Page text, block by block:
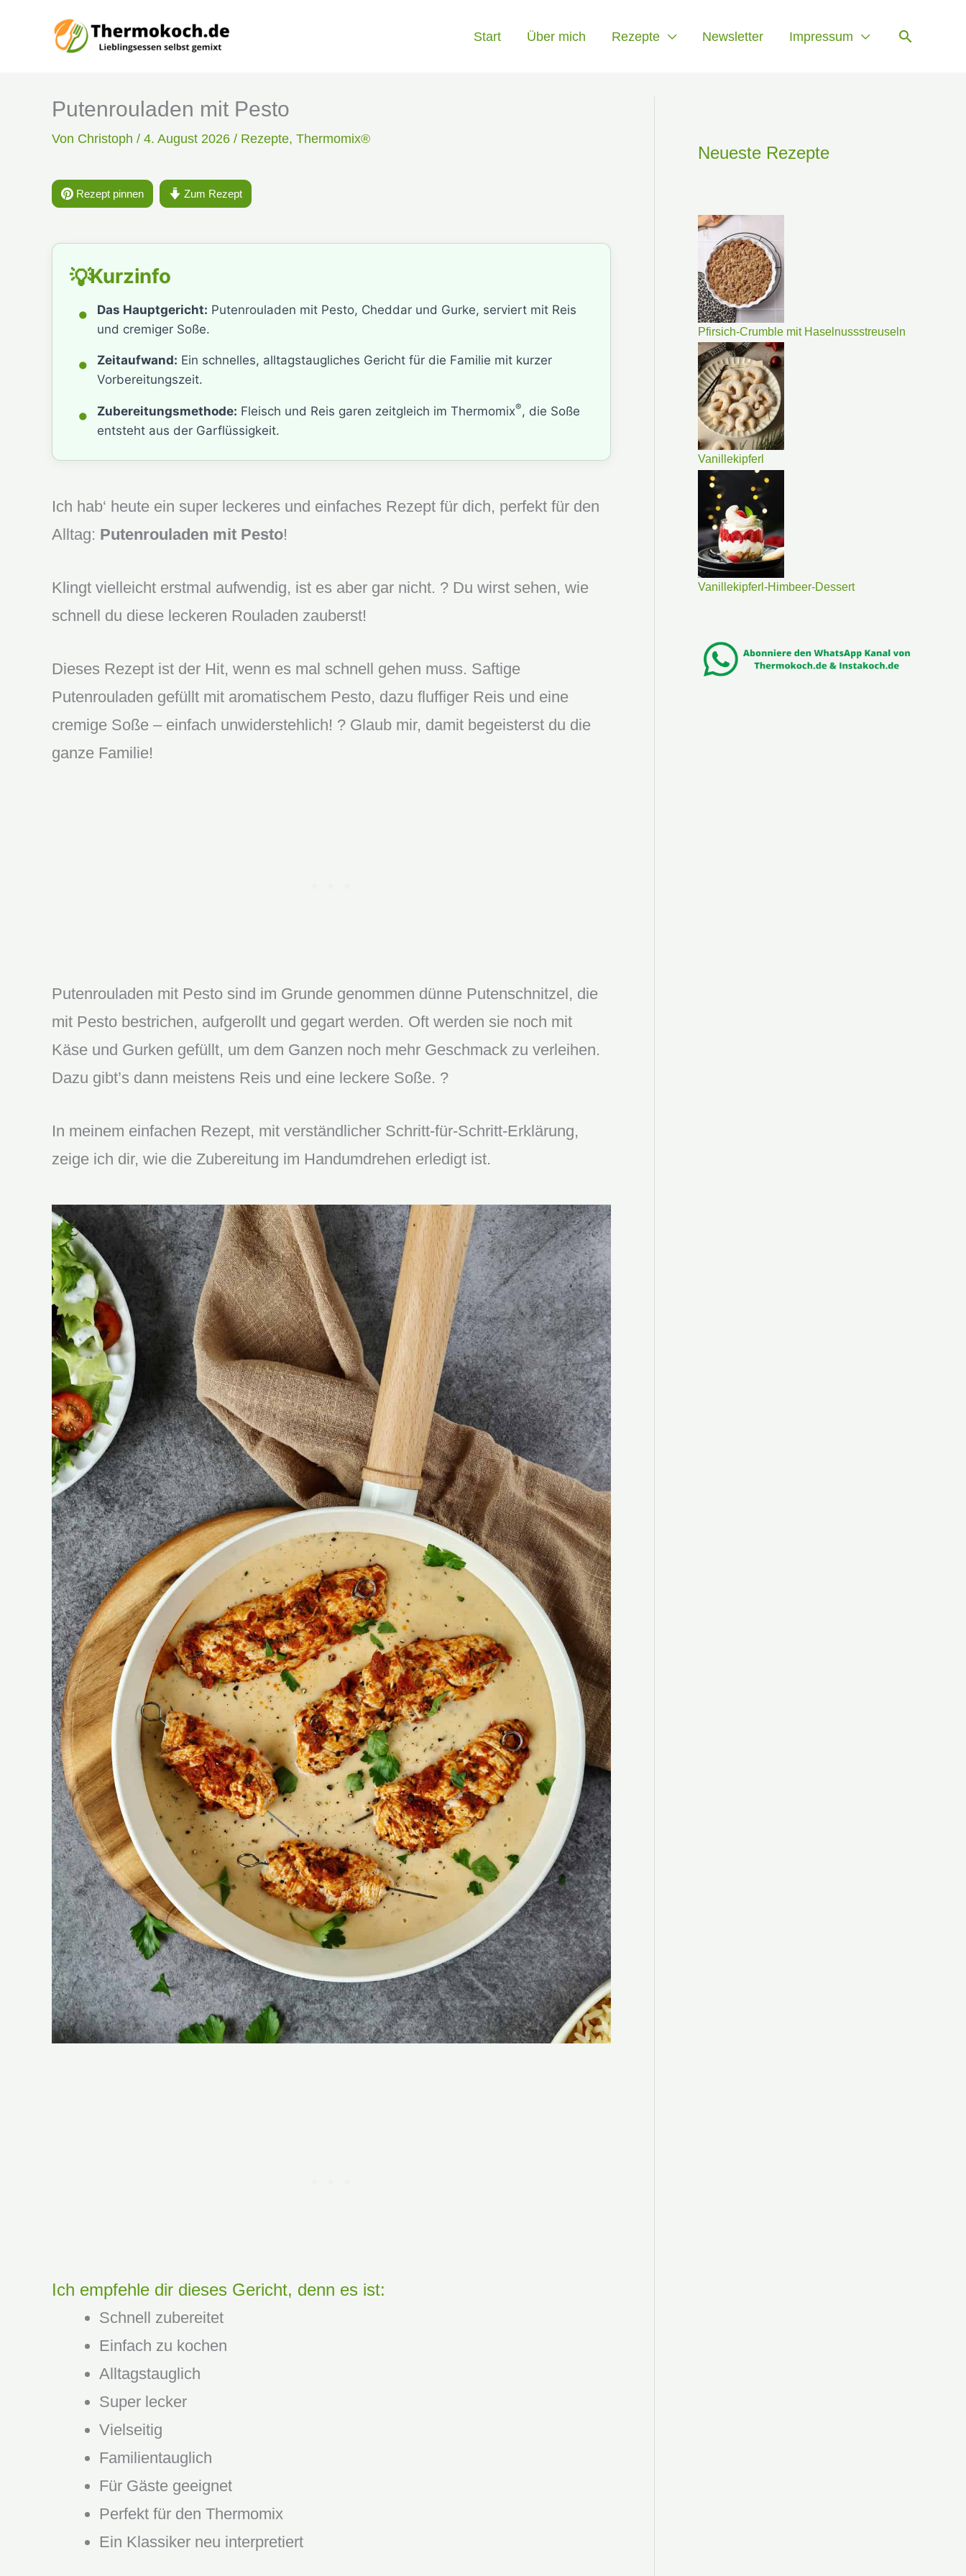
Start Über mich Rezepte Newsletter Impressum Suchen
Putenrouladen mit Pesto
Von Christoph / 4. August 2026 / Rezepte, Thermomix®
Rezept pinnen Zum Rezept
💡Kurzinfo
• Das Hauptgericht: Putenrouladen mit Pesto, Cheddar und Gurke, serviert mit Reis
und cremiger Soße.
• Zeitaufwand: Ein schnelles, alltagstaugliches Gericht für die Familie mit kurzer
Vorbereitungszeit.
• Zubereitungsmethode: Fleisch und Reis garen zeitgleich im Thermomix® , die Soße
entsteht aus der Garflüssigkeit.
Ich hab‘ heute ein super leckeres und einfaches Rezept für dich, perfekt für den
Alltag: Putenrouladen mit Pesto!
Klingt vielleicht erstmal aufwendig, ist es aber gar nicht. ? Du wirst sehen, wie
schnell du diese leckeren Rouladen zauberst!
Dieses Rezept ist der Hit, wenn es mal schnell gehen muss. Saftige
Putenrouladen gefüllt mit aromatischem Pesto, dazu fluffiger Reis und eine
cremige Soße – einfach unwiderstehlich! ? Glaub mir, damit begeisterst du die
ganze Familie!
Putenrouladen mit Pesto sind im Grunde genommen dünne Putenschnitzel, die
mit Pesto bestrichen, aufgerollt und gegart werden. Oft werden sie noch mit
Käse und Gurken gefüllt, um dem Ganzen noch mehr Geschmack zu verleihen.
Dazu gibt’s dann meistens Reis und eine leckere Soße. ?
In meinem einfachen Rezept, mit verständlicher Schritt-für-Schritt-Erklärung,
zeige ich dir, wie die Zubereitung im Handumdrehen erledigt ist.
Ich empfehle dir dieses Gericht, denn es ist:
Schnell zubereitet
Einfach zu kochen
Alltagstauglich
Super lecker
Vielseitig
Familientauglich
Für Gäste geeignet
Perfekt für den Thermomix
Ein Klassiker neu interpretiert
Neueste Rezepte
Pfirsich-Crumble mit Haselnussstreuseln
Vanillekipferl
Vanillekipferl-Himbeer-Dessert